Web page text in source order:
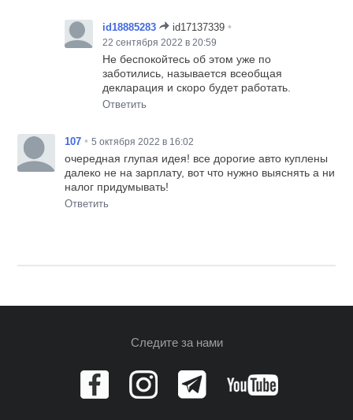
id18885283 id17137339 •
22 сентября 2022 в 20:59
Не беспокойтесь об этом уже по
заботились, называется всеобщая
декларация и скоро будет работать.
Ответить
107 • 5 октября 2022 в 16:02
очередная глупая идея! все дорогие авто куплены
далеко не на зарплату, вот что нужно выяснять а ни
налог придумывать!
Ответить
Следите за нами